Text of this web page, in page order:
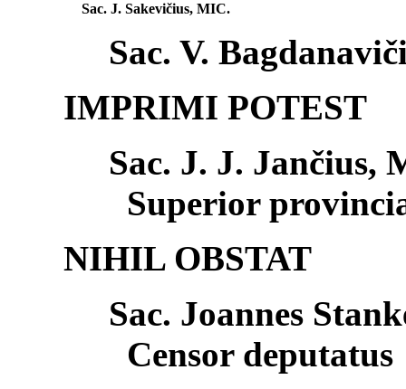
Sac. J. Sakevičius, MIC.
Sac. V.
IMPRIMI POTEST
Sac. J. J. Jančius,
Superior
NIHIL OBSTAT
Sac. Joannes
Censor deputatus